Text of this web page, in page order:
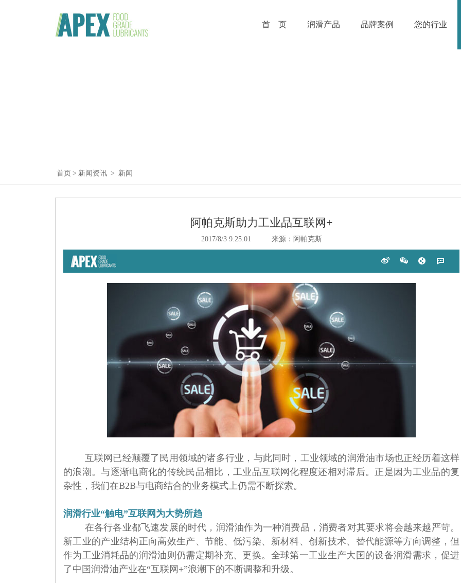
首 页 润滑产品 品牌案例 您的行业
首页 > 新闻资讯 > 新闻
阿帕克斯助力工业品互联网+
2017/8/3 9:25:01 来源：阿帕克斯
互联网已经颠覆了民用领域的诸多行业，与此同时，工业领域的润滑油市场也正经历着这样
的浪潮。与逐渐电商化的传统民品相比，工业品互联网化程度还相对滞后。正是因为工业品的复
杂性，我们在B2B与电商结合的业务模式上仍需不断探索。
润滑行业“触电”互联网为大势所趋
在各行各业都飞速发展的时代，润滑油作为一种消费品，消费者对其要求将会越来越严苛。
新工业的产业结构正向高效生产、节能、低污染、新材料、创新技术、替代能源等方向调整，但
作为工业消耗品的润滑油则仍需定期补充、更换。全球第一工业生产大国的设备润滑需求，促进
了中国润滑油产业在“互联网+”浪潮下的不断调整和升级。